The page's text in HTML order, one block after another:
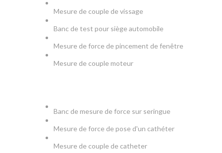
Mesure de couple de vissage
Banc de test pour siège automobile
Mesure de force de pincement de fenêtre
Mesure de couple moteur
Banc de mesure de force sur seringue
Mesure de force de pose d'un cathéter
Mesure de couple de catheter